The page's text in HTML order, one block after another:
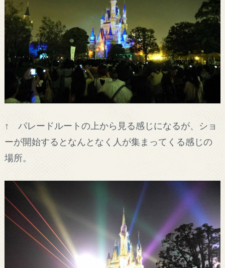
↑ パレードルートの上から見る感じになるが、ショ
ーが開始するとなんとなく人が集まってくる感じの
場所。